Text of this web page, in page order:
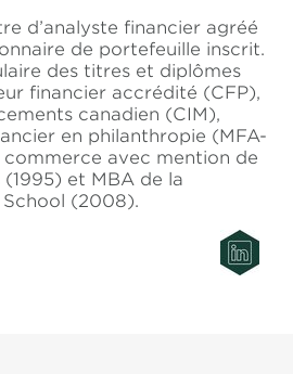
d’analyste financier agréé
de portefeuille inscrit.
des titres et diplômes
financier accrédité (CFP),
canadien (CIM),
en philanthropie (MFA-
avec mention de
(1995) et MBA de la
School (2008).